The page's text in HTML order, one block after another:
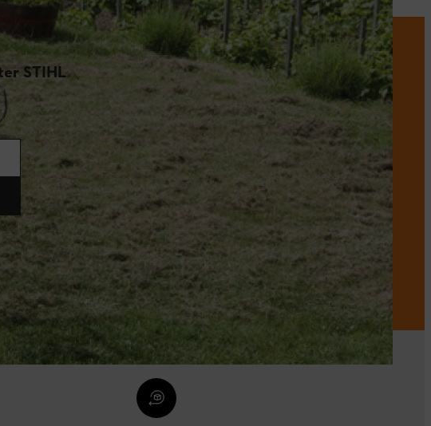
STIHL